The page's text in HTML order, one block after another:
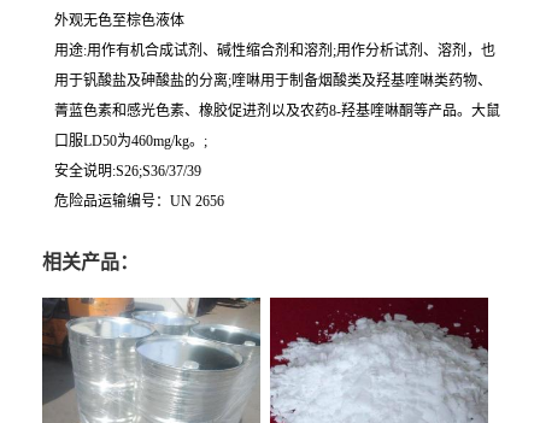
外观无色至棕色液体
用途:用作有机合成试剂、碱性缩合剂和溶剂;用作分析试剂、溶剂，也
用于钒酸盐及砷酸盐的分离;喹啉用于制备烟酸类及羟基喹啉类药物、
菁蓝色素和感光色素、橡胶促进剂以及农药8-羟基喹啉酮等产品。大鼠
口服LD50为460mg/kg。;
安全说明:S26;S36/37/39
危险品运输编号：UN 2656
相关产品：